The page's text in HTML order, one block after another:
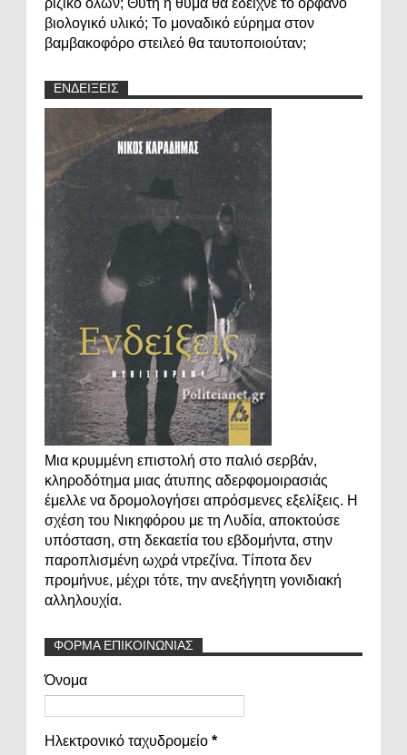
ριζικό όλων; Θύτη ή θύμα θα έδειχνε το ορφανό
βιολογικό υλικό; Το μοναδικό εύρημα στον
βαμβακοφόρο στειλεό θα ταυτοποιούταν;
ΕΝΔΕΙΞΕΙΣ
Μια κρυμμένη επιστολή στο παλιό σερβάν,
κληροδότημα μιας άτυπης αδερφομοιρασιάς
έμελλε να δρομολογήσει απρόσμενες εξελίξεις. Η
σχέση του Νικηφόρου με τη Λυδία, αποκτούσε
υπόσταση, στη δεκαετία του εβδομήντα, στην
παροπλισμένη ωχρά ντρεζίνα. Τίποτα δεν
προμήνυε, μέχρι τότε, την ανεξήγητη γονιδιακή
αλληλουχία.
ΦΟΡΜΑ ΕΠΙΚΟΙΝΩΝΙΑΣ
Όνομα
Ηλεκτρονικό ταχυδρομείο *